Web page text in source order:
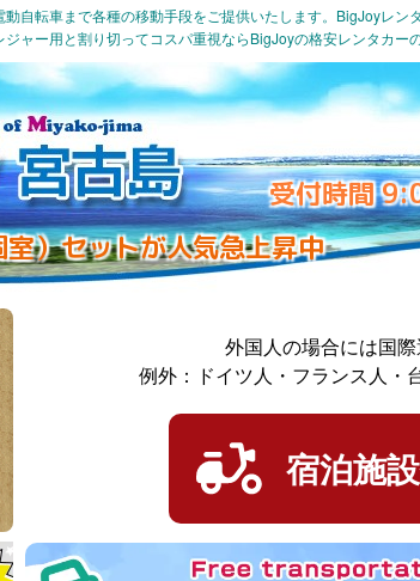
自転車まで各種の移動手段をご提供いたします。BigJoyレン
ジャー用と割り切ってコスパ重視ならBigJoyの格安レンタカー
受付時間
）セットが人気急上昇中
外国人の場合には国際
例外：ドイツ人・フランス人・
宿泊施